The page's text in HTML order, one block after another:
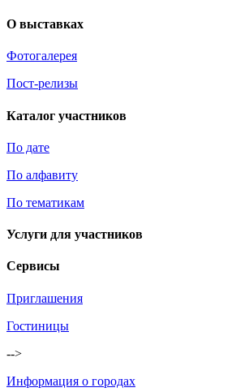
О выставках
Фотогалерея
Пост-релизы
Каталог участников
По дате
По алфавиту
По тематикам
Услуги для участников
Сервисы
Приглашения
Гостиницы
-->
Информация о городах